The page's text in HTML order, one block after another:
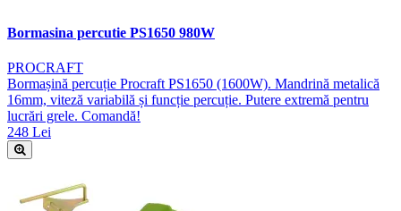
Bormasina percutie PS1650 980W
PROCRAFT
Bormașină percuție Procraft PS1650 (1600W). Mandrină metalică
16mm, viteză variabilă și funcție percuție. Putere extremă pentru
lucrări grele. Comandă!
248 Lei